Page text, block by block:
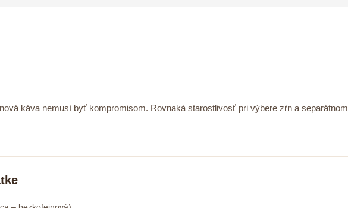
káva nemusí byť kompromisom. Rovnaká starostlivosť pri výbere zŕn a separátnom